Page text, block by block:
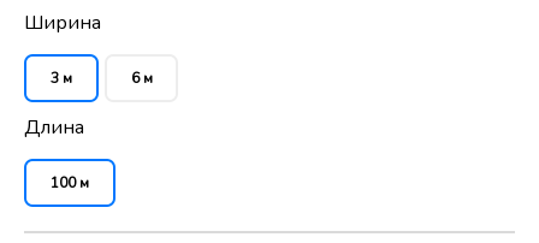
Ширина
3 м 6 м
Длина
100 м